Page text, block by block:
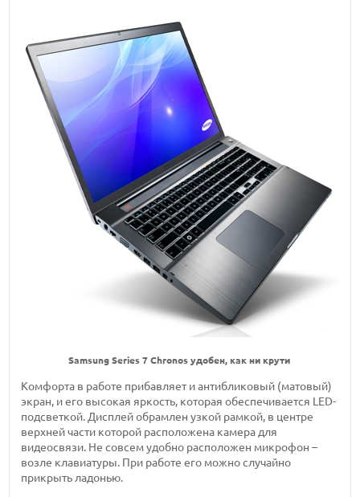
Samsung Series 7 Chronos удобен, как ни крути
Комфорта в работе прибавляет и антибликовый (матовый)
экран, и его высокая яркость, которая обеспечивается LED-
подсветкой. Дисплей обрамлен узкой рамкой, в центре
верхней части которой расположена камера для
видеосвязи. Не совсем удобно расположен микрофон –
возле клавиатуры. При работе его можно случайно
прикрыть ладонью.